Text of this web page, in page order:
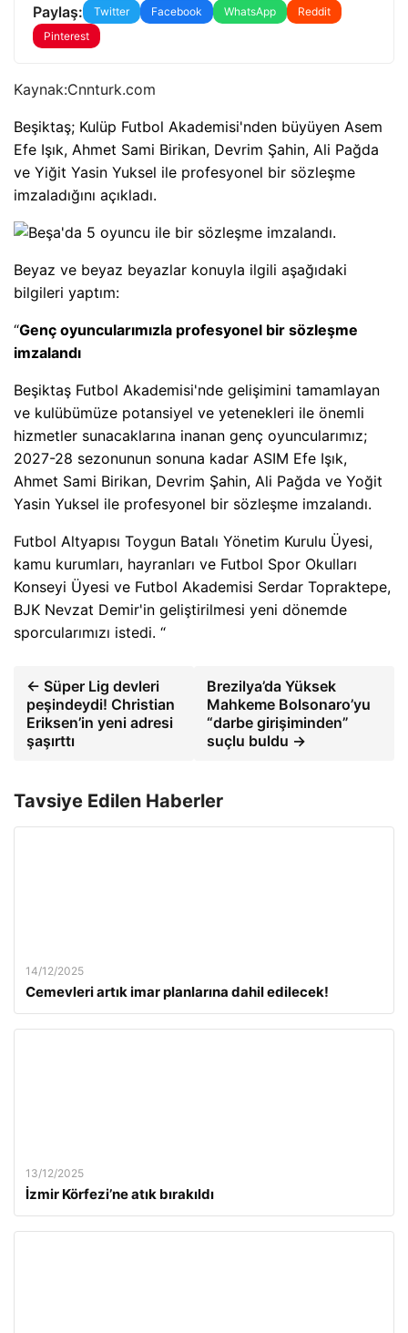
Paylaş: Twitter Facebook WhatsApp
Reddit
Pinterest
Kaynak:Cnnturk.com
Beşiktaş; Kulüp Futbol Akademisi'nden büyüyen Asem
Efe Işık, Ahmet Sami Birikan, Devrim Şahin, Ali Pağda
ve Yiğit Yasin Yuksel ile profesyonel bir sözleşme
imzaladığını açıkladı.
Beyaz ve beyaz beyazlar konuyla ilgili aşağıdaki
bilgileri yaptım:
“Genç oyuncularımızla profesyonel bir sözleşme
imzalandı
Beşiktaş Futbol Akademisi'nde gelişimini tamamlayan
ve kulübümüze potansiyel ve yetenekleri ile önemli
hizmetler sunacaklarına inanan genç oyuncularımız;
2027-28 sezonunun sonuna kadar ASIM Efe Işık,
Ahmet Sami Birikan, Devrim Şahin, Ali Pağda ve Yoğit
Yasin Yuksel ile profesyonel bir sözleşme imzalandı.
Futbol Altyapısı Toygun Batalı Yönetim Kurulu Üyesi,
kamu kurumları, hayranları ve Futbol Spor Okulları
Konseyi Üyesi ve Futbol Akademisi Serdar Topraktepe,
BJK Nevzat Demir'in geliştirilmesi yeni dönemde
sporcularımızı istedi. “
← Süper Lig devleri
peşindeydi! Christian
Eriksen’in yeni adresi
şaşırttı
Brezilya’da Yüksek
Mahkeme Bolsonaro’yu
“darbe girişiminden”
suçlu buldu →
Tavsiye Edilen Haberler
14/12/2025
Cemevleri artık imar planlarına dahil edilecek!
13/12/2025
İzmir Körfezi’ne atık bırakıldı